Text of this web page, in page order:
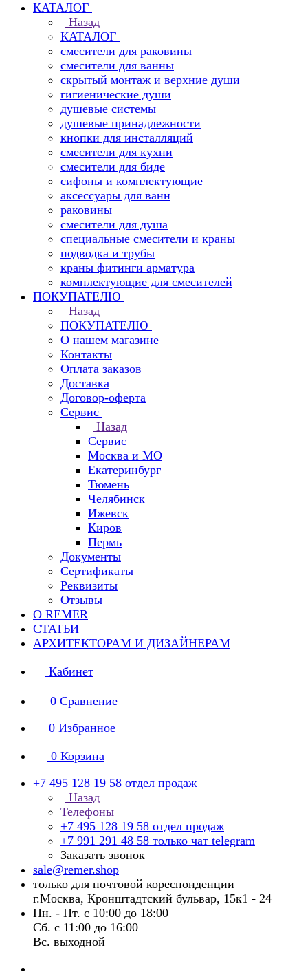
КАТАЛОГ
Назад
КАТАЛОГ
смесители для раковины
смесители для ванны
скрытый монтаж и верхние души
гигиенические души
душевые системы
душевые принадлежности
кнопки для инсталляций
смесители для кухни
смесители для биде
сифоны и комплектующие
аксессуары для ванн
раковины
смесители для душа
специальные смесители и краны
подводка и трубы
краны фитинги арматура
комплектующие для смесителей
ПОКУПАТЕЛЮ
Назад
ПОКУПАТЕЛЮ
О нашем магазине
Контакты
Оплата заказов
Доставка
Договор-оферта
Сервис
Назад
Сервис
Москва и МО
Екатеринбург
Тюмень
Челябинск
Ижевск
Киров
Пермь
Документы
Сертификаты
Реквизиты
Отзывы
О REMER
СТАТЬИ
АРХИТЕКТОРАМ И ДИЗАЙНЕРАМ
Кабинет
0 Сравнение
0 Избранное
0 Корзина
+7 495 128 19 58 отдел продаж
Назад
Телефоны
+7 495 128 19 58 отдел продаж
+7 991 291 48 58 только чат telegram
Заказать звонок
sale@remer.shop
только для почтовой кореспонденции
г.Москва, Кронштадтский бульвар, 15к1 - 24
Пн. - Пт. с 10:00 до 18:00
Сб. с 11:00 до 16:00
Вс. выходной